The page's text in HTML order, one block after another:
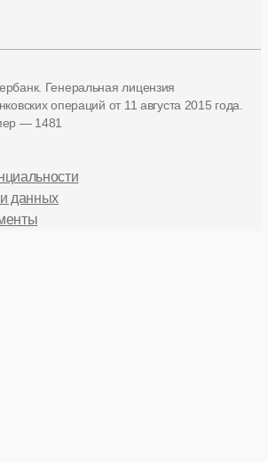
Генеральная лицензия
операций от 11 августа 2015 года.
— 1481
данных